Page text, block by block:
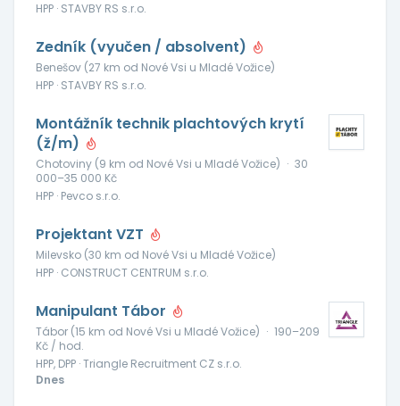
HPP · STAVBY RS s.r.o.
Zedník (vyučen / absolvent)
Benešov (27 km od Nové Vsi u Mladé Vožice)
HPP · STAVBY RS s.r.o.
Montážník technik plachtových krytí
(ž/m)
Chotoviny (9 km od Nové Vsi u Mladé Vožice) · 30
000–35 000 Kč
HPP · Pevco s.r.o.
Projektant VZT
Milevsko (30 km od Nové Vsi u Mladé Vožice)
HPP · CONSTRUCT CENTRUM s.r.o.
Manipulant Tábor
Tábor (15 km od Nové Vsi u Mladé Vožice) · 190–209
Kč / hod.
HPP, DPP · Triangle Recruitment CZ s.r.o.
Dnes